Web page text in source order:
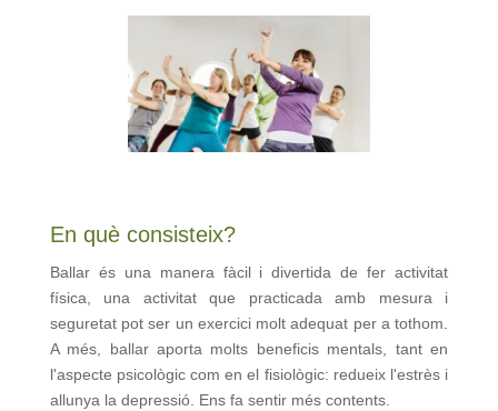
En què consisteix?
Ballar és una manera fàcil i divertida de fer activitat
física, una activitat que practicada amb mesura i
seguretat pot ser un exercici molt adequat per a tothom.
A més, ballar aporta molts beneficis mentals, tant en
l'aspecte psicològic com en el fisiològic: redueix l'estrès i
allunya la depressió. Ens fa sentir més contents.